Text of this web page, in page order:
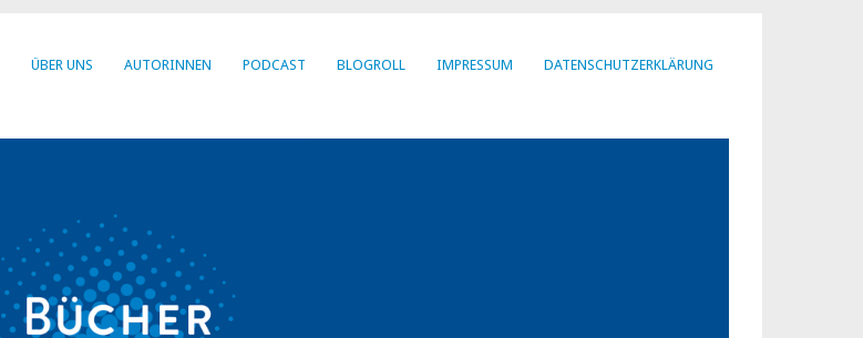
ÜBER UNS AUTORINNEN PODCAST BLOGROLL IMPRESSUM DATENSCHUTZERKLÄRUNG